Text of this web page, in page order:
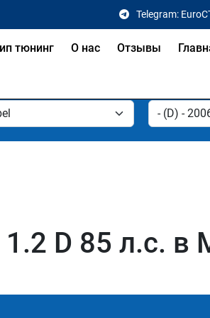
Telegram:
тюнинг О нас Отзывы
D 85 л.с. в